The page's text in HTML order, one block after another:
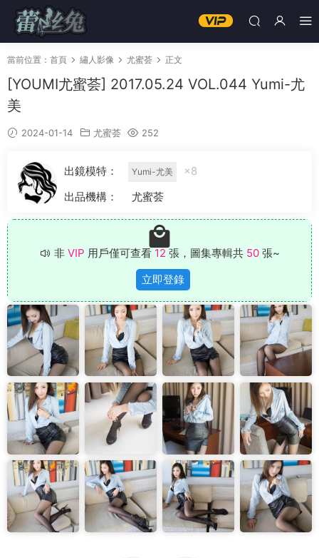
當前位置： 首頁 繡人影像 尤蜜荟 正文
[YOUMI尤蜜荟] 2017.05.24 VOL.044 Yumi-尤
美
2024-01-14 尤蜜荟 252
出鏡模特： Yumi-尤美
×8
出品機構：
尤蜜荟
非 VIP 用戶僅可查看 12 張，圖集專輯共 50張~
立即登錄